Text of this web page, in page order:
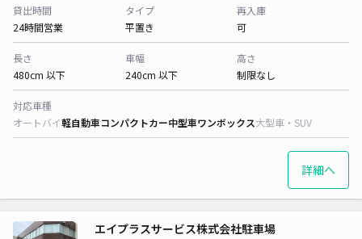
貸出時間
24時間営業
タイプ
平置き
再入庫
可
長さ
480cm 以下
車幅
240cm 以下
高さ
制限なし
対応車種
オートバイ軽自動車コンパクトカー中型車ワンボックス大型車・SUV
詳細へ
エイプラスサービス株式会社駐車場